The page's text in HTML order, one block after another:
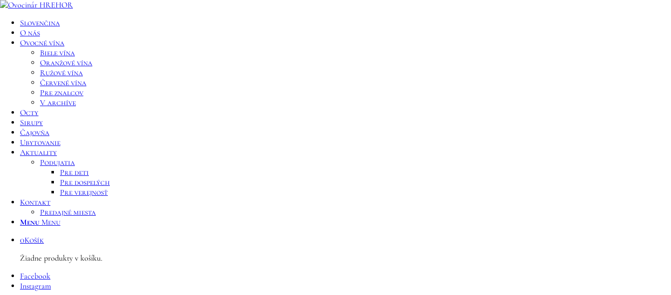
Slovenčina
O nás
Ovocné vína
Biele vína
Oranžové vína
Ružové vína
Červené vína
Pre znalcov
V archíve
Octy
Sirupy
Čajovňa
Ubytovanie
Aktuality
Podujatia
Pre deti
Pre dospelých
Pre verejnosť
Kontakt
Predajné miesta
Menu Menu
0Košík
Žiadne produkty v košíku.
Facebook
Instagram